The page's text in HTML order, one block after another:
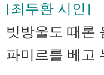
[최두환 시인]
빗방울도 때론
파미르를 베고